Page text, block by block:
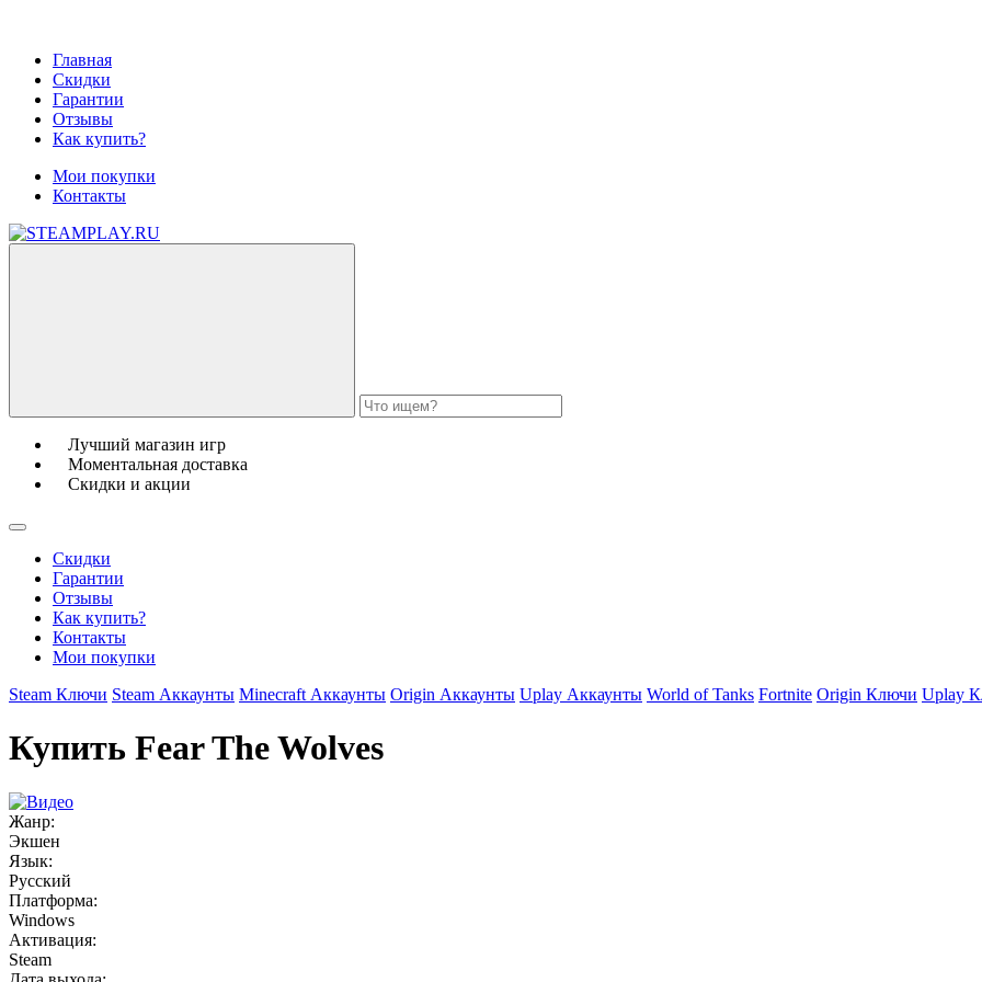
Главная
Скидки
Гарантии
Отзывы
Как купить?
Мои покупки
Контакты
Лучший магазин игр
Моментальная доставка
Скидки и акции
Скидки
Гарантии
Отзывы
Как купить?
Контакты
Мои покупки
Steam Ключи Steam Аккаунты Minecraft Аккаунты Origin Аккаунты Uplay Аккаунты World of Tanks Fortnite Origin Ключи Uplay
Купить Fear The Wolves
Жанр:
Экшен
Язык:
Русский
Платформа:
Windows
Активация:
Steam